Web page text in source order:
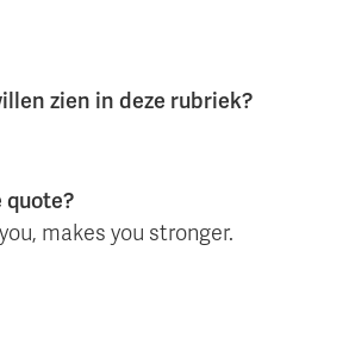
zien in deze rubriek?
quote?
makes you stronger.